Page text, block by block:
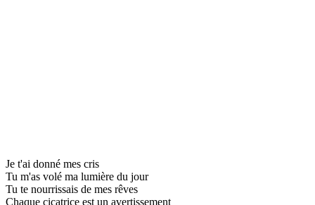
Je t'ai donné mes cris
Tu m'as volé ma lumière du jour
Tu te nourrissais de mes rêves
Chaque cicatrice est un avertissement